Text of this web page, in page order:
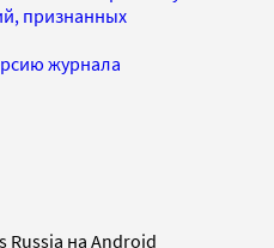
признанных
журнала
на Android